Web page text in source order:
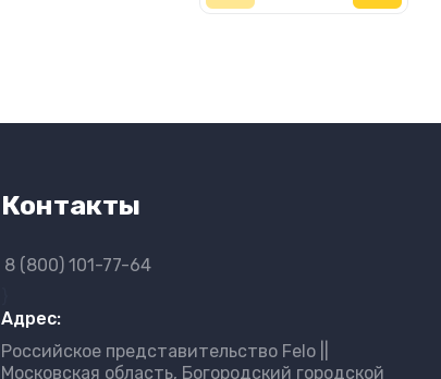
Контакты
8 (800) 101-77-64
Адрес:
Российское представительство Felo ||
Московская область, Богородский городской